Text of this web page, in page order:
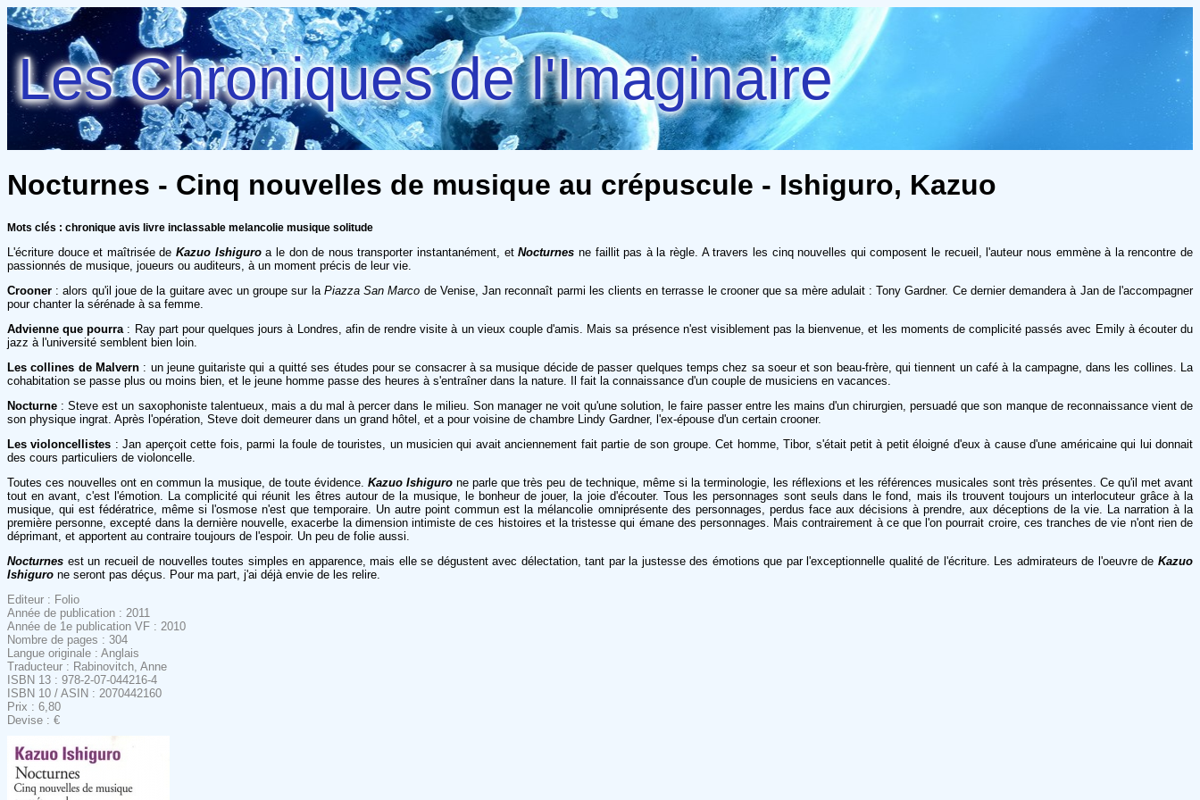
Les Chroniques de l'Imaginaire
Nocturnes - Cinq nouvelles de musique au crépuscule - Ishiguro, Kazuo
Mots clés : chronique avis livre inclassable melancolie musique solitude
L'écriture douce et maîtrisée de Kazuo Ishiguroa le don de nous transporter instantanément, etNocturnes ne faillit pas à la règle. A travers les cinq nouvelles qui composent le recueil, l'auteur nous emmène à la rencontre de
passionnés de musique, joueurs ou auditeurs, à un moment précis de leur vie.
Crooner : alors qu'il joue de la guitare avec un groupe sur la Piazza San Marco de Venise, Jan reconnaît parmi les clients en terrasse le crooner que sa mère adulait : Tony Gardner. Ce dernier demandera à Jan de l'accompagner
pour chanter la sérénade à sa femme.
Advienne que pourra : Ray part pour quelques jours à Londres, afin de rendre visite à un vieux couple d'amis. Mais sa présence n'est visiblement pas la bienvenue, et les moments de complicité passés avec Emily à écouter du
jazz à l'université semblent bien loin.
Les collines de Malvern: un jeune guitariste qui a quitté ses études pour se consacrer à sa musique décide de passer quelques temps chez sa soeur et son beau-frère, qui tiennent un café à la campagne, dans les collines. La
cohabitation se passe plus ou moins bien, et le jeune homme passe des heures à s'entraîner dans la nature. Il fait la connaissance d'un couple de musiciens en vacances.
Nocturne : Steve est un saxophoniste talentueux, mais a du mal à percer dans le milieu. Son manager ne voit qu'une solution, le faire passer entre les mains d'un chirurgien, persuadé que son manque de reconnaissance vient de
son physique ingrat. Après l'opération, Steve doit demeurer dans un grand hôtel, et a pour voisine de chambre Lindy Gardner, l'ex-épouse d'un certain crooner.
Les violoncellistes : Jan aperçoit cette fois, parmi la foule de touristes, un musicien qui avait anciennement fait partie de son groupe. Cet homme, Tibor, s'était petit à petit éloigné d'eux à cause d'une américaine qui lui donnait
des cours particuliers de violoncelle.
Toutes ces nouvelles ont en commun la musique, de toute évidence. Kazuo Ishiguro ne parle que très peu de technique, même si la terminologie, les réflexions et les références musicales sont très présentes. Ce qu'il met avant
tout en avant, c'est l'émotion. La complicité qui réunit les êtres autour de la musique, le bonheur de jouer, la joie d'écouter. Tous les personnages sont seuls dans le fond, mais ils trouvent toujours un interlocuteur grâce à la
musique, qui est fédératrice, même si l'osmose n'est que temporaire. Un autre point commun est la mélancolie omniprésente des personnages, perdus face aux décisions à prendre, aux déceptions de la vie. La narration à la
première personne, excepté dans la dernière nouvelle, exacerbe la dimension intimiste de ces histoires et la tristesse qui émane des personnages. Mais contrairement à ce que l'on pourrait croire, ces tranches de vie n'ont rien de
déprimant, et apportent au contraire toujours de l'espoir. Un peu de folie aussi.
Nocturnes est un recueil de nouvelles toutes simples en apparence, mais elle se dégustent avec délectation, tant par la justesse des émotions que par l'exceptionnelle qualité de l'écriture. Les admirateurs de l'oeuvre de Kazuo
Ishiguro ne seront pas déçus. Pour ma part, j'ai déjà envie de les relire.
Editeur : Folio
Année de publication : 2011
Année de 1e publication VF : 2010
Nombre de pages : 304
Langue originale : Anglais
Traducteur : Rabinovitch, Anne
ISBN 13 : 978-2-07-044216-4
ISBN 10 / ASIN : 2070442160
Prix : 6,80
Devise : €